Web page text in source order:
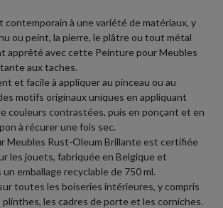
contemporain à une variété de matériaux, y
ou peint, la pierre, le plâtre ou tout métal
apprêté avec cette Peinture pour Meubles
aux taches.
et facile à appliquer au pinceau ou au
motifs originaux uniques en appliquant
couleurs contrastées, puis en ponçant et en
à récurer une fois sec.
Meubles Rust-Oleum Brillante est certifiée
les jouets, fabriquée en Belgique et
emballage recyclable de 750 ml.
toutes les boiseries intérieures, y compris
plinthes, les cadres de porte et les corniches.